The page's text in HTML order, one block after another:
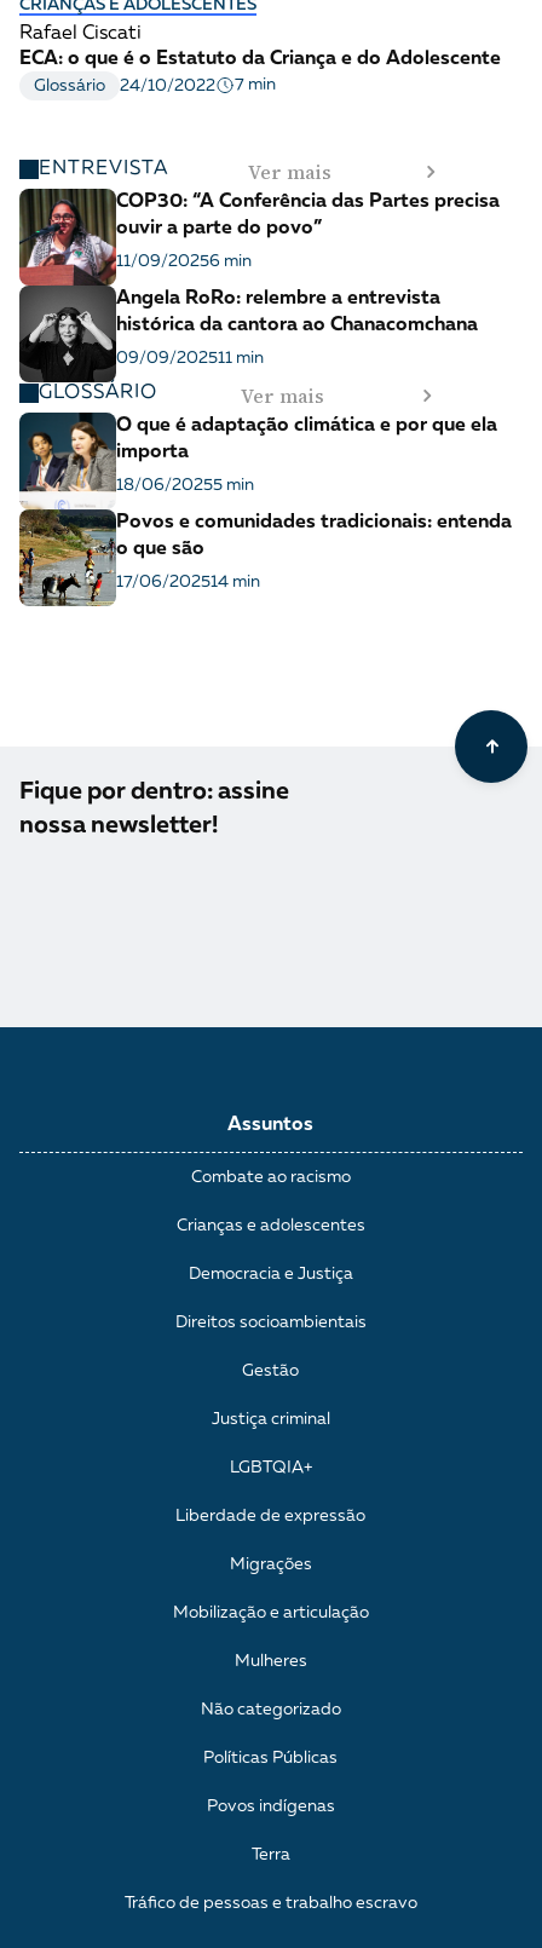
CRIANÇAS E ADOLESCENTES
Rafael Ciscati
ECA: o que é o Estatuto da Criança e do Adolescente
Glossário 24/10/2022 7 min
ENTREVISTA Ver mais
COP30: “A Conferência das Partes precisa
ouvir a parte do povo”
11/09/20256 min
Angela RoRo: relembre a entrevista
histórica da cantora ao Chanacomchana
09/09/202511 min
GLOSSÁRIO Ver mais
O que é adaptação climática e por que ela
importa
18/06/20255 min
Povos e comunidades tradicionais: entenda
o que são
17/06/202514 min
Fique por dentro: assine
nossa newsletter!
Assuntos
Combate ao racismo
Crianças e adolescentes
Democracia e Justiça
Direitos socioambientais
Gestão
Justiça criminal
LGBTQIA+
Liberdade de expressão
Migrações
Mobilização e articulação
Mulheres
Não categorizado
Políticas Públicas
Povos indígenas
Terra
Tráfico de pessoas e trabalho escravo